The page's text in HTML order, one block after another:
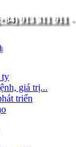
913 311 911-
ty
giá trị...
triển